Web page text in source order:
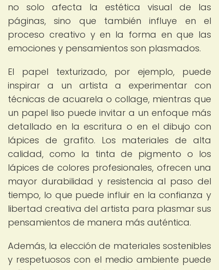
no solo afecta la estética visual de las
páginas, sino que también influye en el
proceso creativo y en la forma en que las
emociones y pensamientos son plasmados.
El papel texturizado, por ejemplo, puede
inspirar a un artista a experimentar con
técnicas de acuarela o collage, mientras que
un papel liso puede invitar a un enfoque más
detallado en la escritura o en el dibujo con
lápices de grafito. Los materiales de alta
calidad, como la tinta de pigmento o los
lápices de colores profesionales, ofrecen una
mayor durabilidad y resistencia al paso del
tiempo, lo que puede influir en la confianza y
libertad creativa del artista para plasmar sus
pensamientos de manera más auténtica.
Además, la elección de materiales sostenibles
y respetuosos con el medio ambiente puede